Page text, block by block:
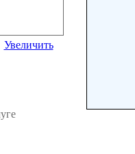
Увеличить